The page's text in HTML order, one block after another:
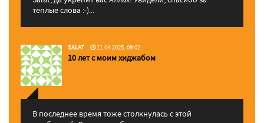
теплые слова :-)...
SALAT 11.04.2025, 09:02
10 лет с моим хиджабом
В последнее время тоже столкнулась с этой